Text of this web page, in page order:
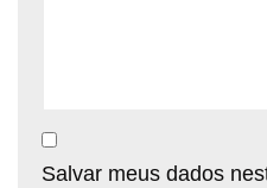
Salvar meus dados